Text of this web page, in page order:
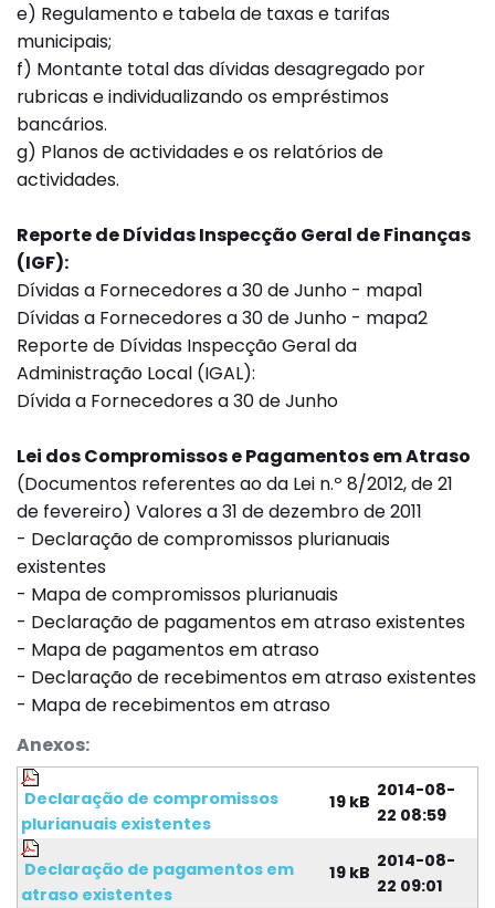
e) Regulamento e tabela de taxas e tarifas
municipais;
f) Montante total das dívidas desagregado por
rubricas e individualizando os empréstimos
bancários.
g) Planos de actividades e os relatórios de
actividades.
Reporte de Dívidas Inspecção Geral de Finanças
(IGF):
Dívidas a Fornecedores a 30 de Junho - mapa1
Dívidas a Fornecedores a 30 de Junho - mapa2
Reporte de Dívidas Inspecção Geral da
Administração Local (IGAL):
Dívida a Fornecedores a 30 de Junho
Lei dos Compromissos e Pagamentos em Atraso
(Documentos referentes ao da Lei n.º 8/2012, de 21
de fevereiro) Valores a 31 de dezembro de 2011
- Declaração de compromissos plurianuais
existentes
- Mapa de compromissos plurianuais
- Declaração de pagamentos em atraso existentes
- Mapa de pagamentos em atraso
- Declaração de recebimentos em atraso existentes
- Mapa de recebimentos em atraso
Anexos:
Declaração de compromissos
plurianuais existentes
19 kB
2014-08-
22 08:59
Declaração de pagamentos em
atraso existentes
19 kB
2014-08-
22 09:01